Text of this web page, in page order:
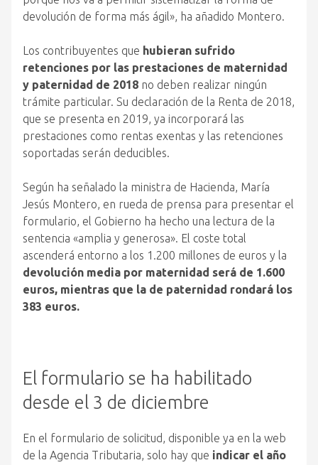
devolución de forma más ágil», ha añadido Montero.
Los contribuyentes que hubieran sufrido
retenciones por las prestaciones de maternidad
y paternidad de 2018 no deben realizar ningún
trámite particular. Su declaración de la Renta de 2018,
que se presenta en 2019, ya incorporará las
prestaciones como rentas exentas y las retenciones
soportadas serán deducibles.
Según ha señalado la ministra de Hacienda, María
Jesús Montero, en rueda de prensa para presentar el
formulario, el Gobierno ha hecho una lectura de la
sentencia «amplia y generosa». El coste total
ascenderá entorno a los 1.200 millones de euros y la
devolución media por maternidad será de 1.600
euros, mientras que la de paternidad rondará los
383 euros.
El formulario se ha habilitado
desde el 3 de diciembre
En el formulario de solicitud, disponible ya en la web
de la Agencia Tributaria, solo hay que indicar el año